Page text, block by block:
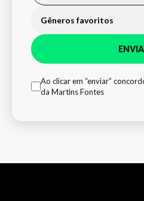
Gêneros favoritos
Ao clicar em “enviar”
da Martins Fontes